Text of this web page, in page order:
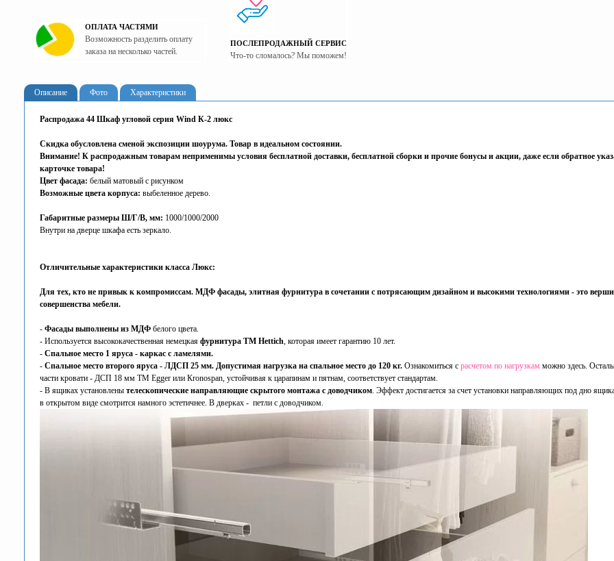
ОПЛАТА ЧАСТЯМИ
Возможность разделить оплату
заказа на несколько частей.
ПОСЛЕПРОДАЖНЫЙ СЕРВИС
Что-то сломалось? Мы поможем!
Описание Фото Характеристики
Распродажа 44 Шкаф угловой серия Wind К-2 люкс
Скидка обусловлена сменой экспозиции шоурума. Товар в идеальном состоянии.
Внимание! К распродажным товарам неприменимы условия бесплатной доставки, бесплатной сборки и прочие бонусы и акции, даже если обратное
карточке товара!
Цвет фасада: белый матовый с рисунком
Возможные цвета корпуса: выбеленное дерево.
Габаритные размеры Ш/Г/В, мм: 1000/1000/2000
Внутри на дверце шкафа есть зеркало.
Отличительные характеристики класса Люкс:
Для тех, кто не привык к компромиссам. МДФ фасады, элитная фурнитура в сочетании с потрясающим дизайном и высокими технологиями - это
совершенства мебели.
- Фасады выполнены из МДФ белого цвета.
- Используется высококачественная немецкая фурнитура ТМ Hettich, которая имеет гарантию 10 лет.
- Спальное место 1 яруса - каркас с ламелями.
- Спальное место второго яруса - ЛДСП 25 мм. Допустимая нагрузка на спальное место до 120 кг. Ознакомиться с расчетом по нагрузкам можно здесь.
части кровати - ДСП 18 мм ТМ Egger или Кronospan, устойчивая к царапинам и пятнам, соответствует стандартам.
- В ящиках установлены телескопические направляющие скрытого монтажа c доводчиком. Эффект достигается за счет установки направляющих под дно
в открытом виде смотрится намного эстетичнее. В дверках - петли с доводчиком.